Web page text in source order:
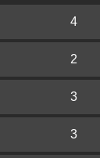
4
2
3
3